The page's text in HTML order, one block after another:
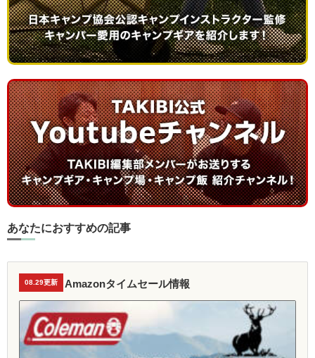
あなたにおすすめの記事
08.29更新 Amazonタイムセール情報